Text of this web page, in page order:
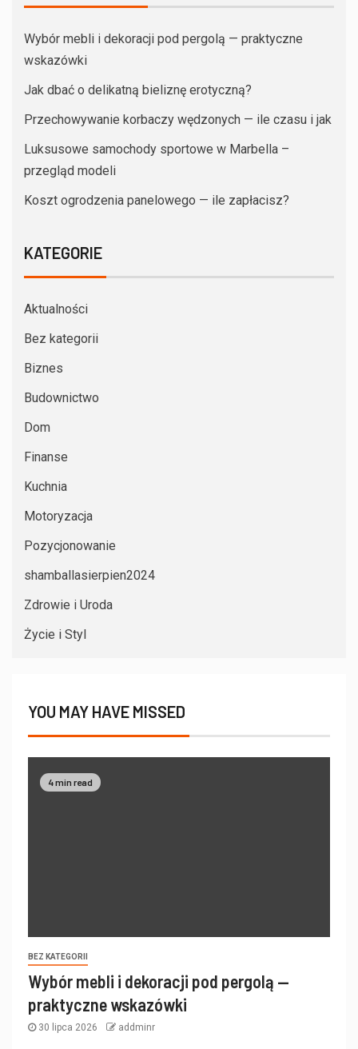
Wybór mebli i dekoracji pod pergolą — praktyczne
wskazówki
Jak dbać o delikatną bieliznę erotyczną?
Przechowywanie korbaczy wędzonych — ile czasu i jak
Luksusowe samochody sportowe w Marbella –
przegląd modeli
Koszt ogrodzenia panelowego — ile zapłacisz?
KATEGORIE
Aktualności
Bez kategorii
Biznes
Budownictwo
Dom
Finanse
Kuchnia
Motoryzacja
Pozycjonowanie
shamballasierpien2024
Zdrowie i Uroda
Życie i Styl
YOU MAY HAVE MISSED
4 min read
BEZ KATEGORII
Wybór mebli i dekoracji pod pergolą —
praktyczne wskazówki
30 lipca 2026 addminr